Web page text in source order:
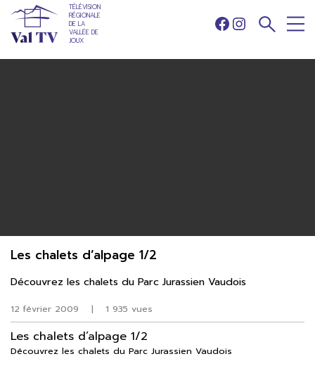
TÉLÉVISION
RÉGIONALE
DE LA
VALLÉE DE
JOUX
Facebook
Instagram
12 février 2009 | 1 935 vues
Les chalets d’alpage 1/2
Découvrez les chalets du Parc Jurassien Vaudois
Les chalets d’alpage 1/2
Découvrez les chalets du Parc Jurassien Vaudois